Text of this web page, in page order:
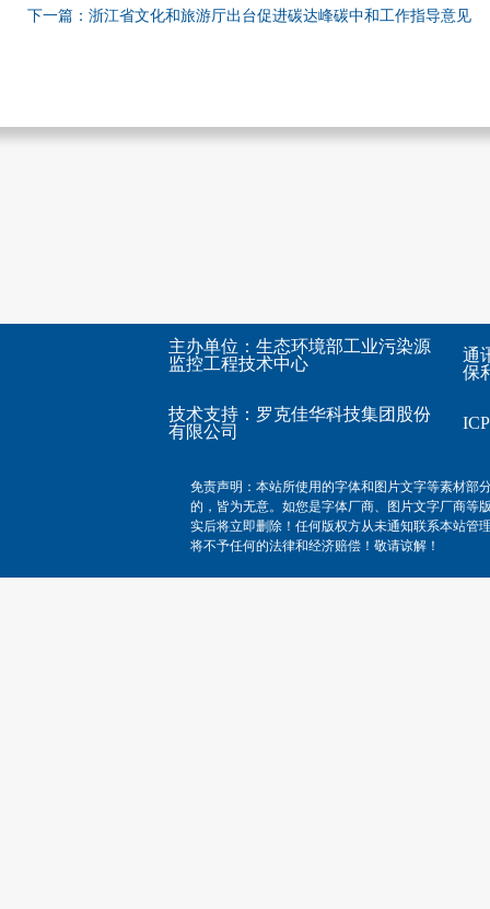
下一篇：浙江省文化和旅游厅出台促进碳达峰碳中和工作指导意见
主办单位：生态环境部工业污染源
监控工程技术中心
技术支持： 罗克佳华科技集团股份
有限公司
通
保
免责声明：本站所使用的字体和图片文字等素材部
的，皆为无意。如您是字体厂商、图片文字厂商等
实后将立即删除！任何版权方从未通知联系本站管
将不予任何的法律和经济赔偿！敬请谅解！